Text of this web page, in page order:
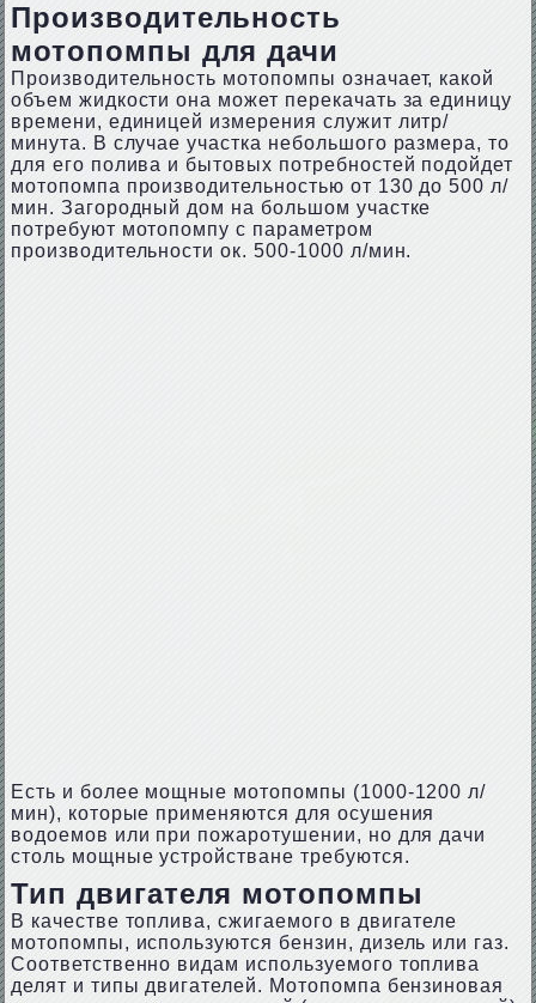
Производительность
мотопомпы для дачи
Производительность мотопомпы означает, какой
объем жидкости она может перекачать за единицу
времени, единицей измерения служит литр/
минута. В случае участка небольшого размера, то
для его полива и бытовых потребностей подойдет
мотопомпа производительностью от 130 до 500 л/
мин. Загородный дом на большом участке
потребуют мотопомпу с параметром
производительности ок. 500-1000 л/мин.
Есть и более мощные мотопомпы (1000-1200 л/
мин), которые применяются для осушения
водоемов или при пожаротушении, но для дачи
столь мощные устройстване требуются.
Тип двигателя мотопомпы
В качестве топлива, сжигаемого в двигателе
мотопомпы, используются бензин, дизель или газ.
Соответственно видам используемого топлива
делят и типы двигателей. Мотопомпа бензиновая